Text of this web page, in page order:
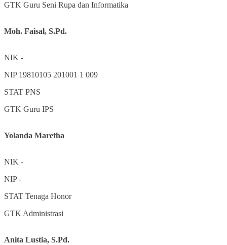
GTK Guru Seni Rupa dan Informatika
Moh. Faisal, S.Pd.
NIK -
NIP 19810105 201001 1 009
STAT PNS
GTK Guru IPS
Yolanda Maretha
NIK -
NIP-
STAT Tenaga Honor
GTK Administrasi
Anita Lustia, S.Pd.